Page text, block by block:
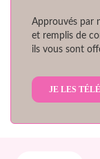
Approuvés par
et remplis de
ils vous sont
JE LES